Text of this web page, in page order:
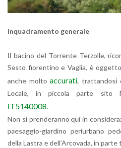
In­qua­dra­men­to ge­ne­ra­le
Il ba­ci­no del Tor­ren­te Ter­zol­le,
Sesto fio­ren­ti­no e Va­glia, è
anche moltoac­cu­ra­ti, trat­tan­do­si
Lo­ca­le, in pic­co­la parte sito
IT5140008.
Non si pren­de­ran­no qui in
pae­sag­gio-giar­di­no pe­riur­ba­no
della La­stra e del­l’Ar­co­va­da, in